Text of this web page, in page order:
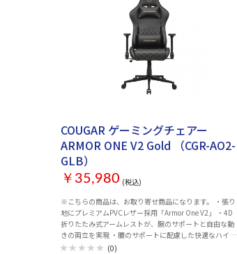
COUGAR ゲーミングチェアー
ARMOR ONE V2 Gold （CGR-AO2-
GLB）
￥35,980 (税込)
※こちらの商品は、お取り寄せ商品になります。 ・張り
地にプレミアムPVCレザー採用「Armor One V2」 ・4D
折りたたみ式アームレストが、腕のサポートと自由な動
きの両立を実現 ・腰のサポートに配慮した快適なハイバ
ック構造 ・ランバーピロー固定用ストラップは背もたれ
(0)